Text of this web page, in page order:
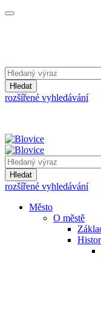
Hledat
rozšířené vyhledávání
Hledat
rozšířené vyhledávání
Město
O městě